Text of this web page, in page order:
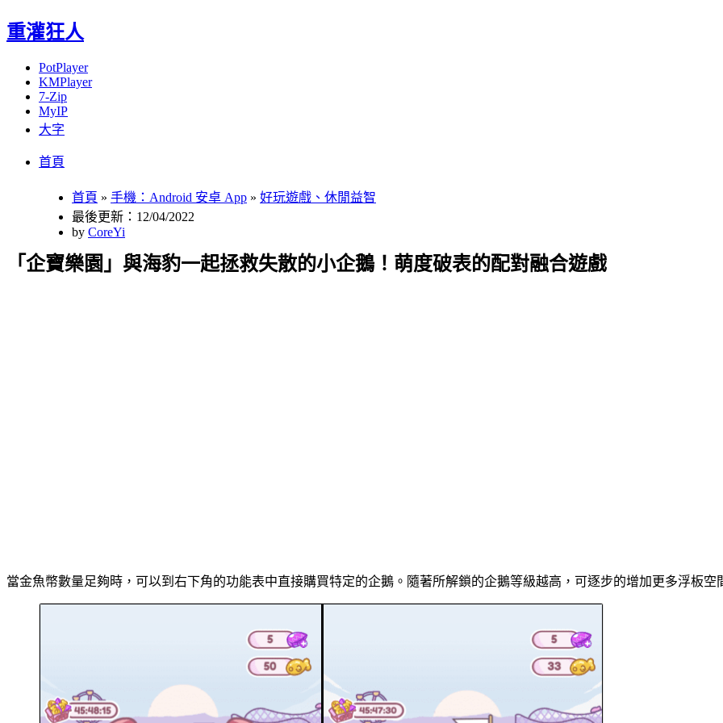
重灌狂人
PotPlayer
KMPlayer
7-Zip
MyIP
大字
首頁
首頁 » 手機：Android 安卓 App » 好玩遊戲、休閒益智
最後更新：12/04/2022
by CoreYi
「企寶樂園」與海豹一起拯救失散的小企鵝！萌度破表的配對融合遊戲
當金魚幣數量足夠時，可以到右下角的功能表中直接購買特定的企鵝。隨著所解鎖的企鵝等級越高，可逐步的增加更多浮板空